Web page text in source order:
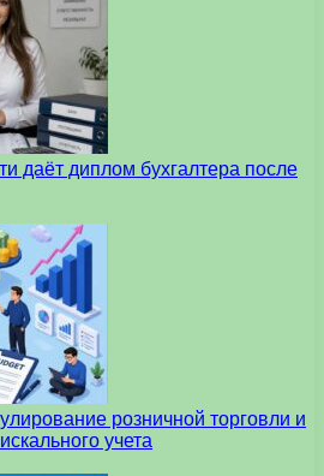
даёт диплом бухгалтера после
розничной торговли и
учета